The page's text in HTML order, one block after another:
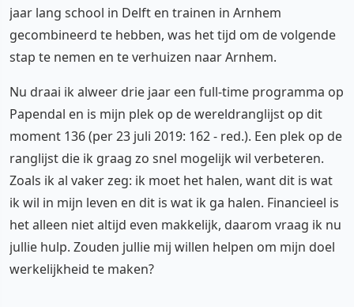
jaar lang school in Delft en trainen in Arnhem
gecombineerd te hebben, was het tijd om de volgende
stap te nemen en te verhuizen naar Arnhem.
Nu draai ik alweer drie jaar een full-time programma op
Papendal en is mijn plek op de wereldranglijst op dit
moment 136 (per 23 juli 2019: 162 - red.). Een plek op de
ranglijst die ik graag zo snel mogelijk wil verbeteren.
Zoals ik al vaker zeg: ik moet het halen, want dit is wat
ik wil in mijn leven en dit is wat ik ga halen. Financieel is
het alleen niet altijd even makkelijk, daarom vraag ik nu
jullie hulp. Zouden jullie mij willen helpen om mijn doel
werkelijkheid te maken?